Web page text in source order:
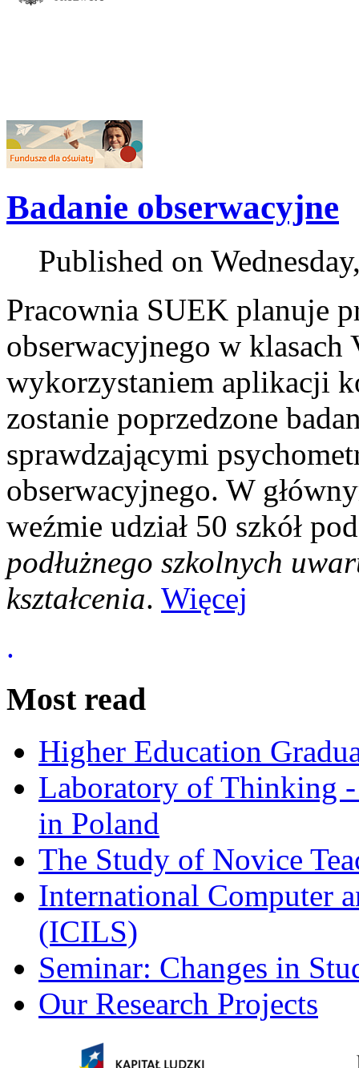
Badanie obserwacyjne
Published on
Pracownia SUEK planuje
obserwacyjnego w klasach
wykorzystaniem aplikacji
zostanie poprzedzone
sprawdzającymi
obserwacyjnego. W
weźmie udział 50 szkół
podłużnego szkolnych
kształcenia. Więcej
.
Most read
Higher Education
Laboratory of Thinking
in Poland
The Study of Novice
International Computer
(ICILS)
Seminar: Changes in
Our Research Projects